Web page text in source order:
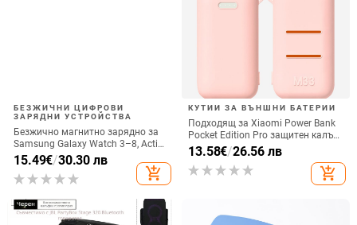
БЕЗЖИЧНИ ЦИФРОВИ
ЗАРЯДНИ УСТРОЙСТВА
Безжично магнитно зарядно за
Samsung Galaxy Watch 3–8, Active
1/2 • QC2.0 • Магнитно зареждане
• 3W / 1A
15.49€/30.30 лв
add_shopping_cart
КУТИИ ЗА ВЪНШНИ БАТЕРИИ
Подходящ за Xiaomi Power Bank
Pocket Edition Pro защитен калъф
33W силиконов 10000mA
неплъзгащ се защитен калъф за
Power Bank
13.58€/26.56 лв
add_shopping_cart